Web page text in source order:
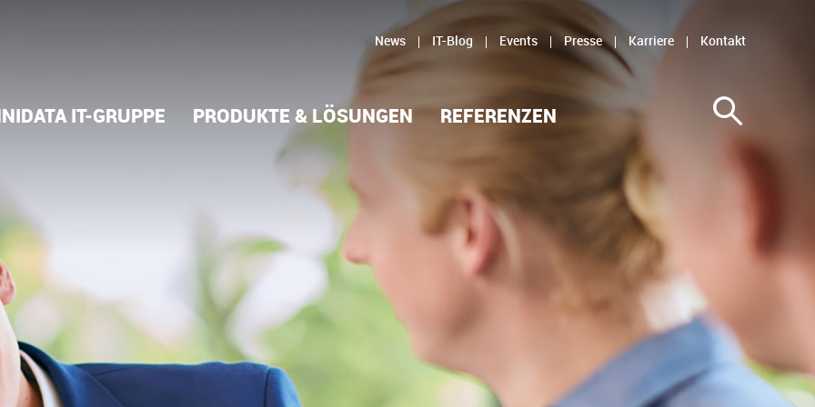
News IT-Blog Events Presse Karriere Kontakt
IT-GRUPPE PRODUKTE & LÖSUNGEN REFERENZEN